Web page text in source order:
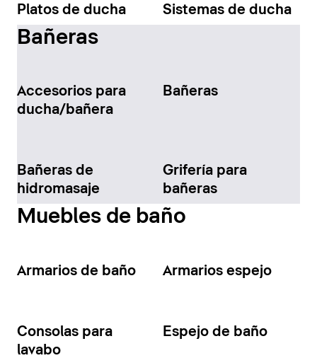
Platos de ducha Sistemas de ducha
Bañeras
Accesorios para
ducha/bañera
Bañeras
Bañeras de
hidromasaje
Grifería para
bañeras
Muebles de baño
Armarios de baño Armarios espejo
Consolas para
lavabo
Espejo de baño